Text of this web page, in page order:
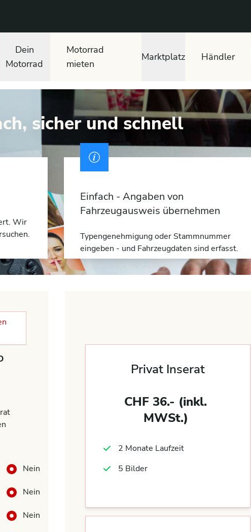
Dein
Motorrad
Motorrad
mieten
Marktplatz Händler
sicher und schnell
Wir
Einfach - Angaben von
Fahrzeugausweis übernehmen
Typengenehmigung oder Stammnummer
eingeben - und Fahrzeugdaten sind erfasst.
Nein
Nein
Nein
Privat Inserat
CHF 36.- (inkl.
MWSt.)
2 Monate Laufzeit
5 Bilder